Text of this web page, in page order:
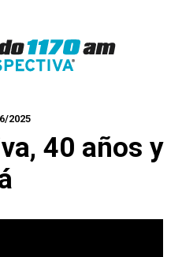
2025
40 años y